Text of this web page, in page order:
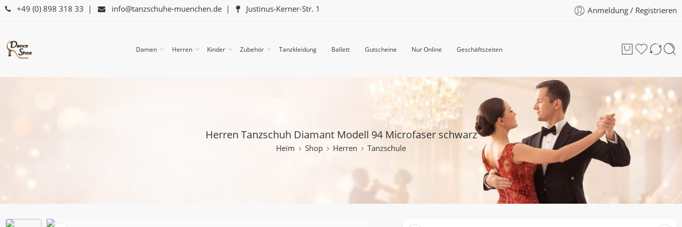
+49 (0) 898 318 33 | info@tanzschuhe-muenchen.de | Justinus-Kerner-Str. 1 Anmeldung / Registrieren
Damen Herren Kinder Zubehör Tanzkleidung Ballett Gutscheine Nur Online Geschäftszeiten
Herren Tanzschuh Diamant Modell 94 Microfaser schwarz
Heim Shop Herren Tanzschule